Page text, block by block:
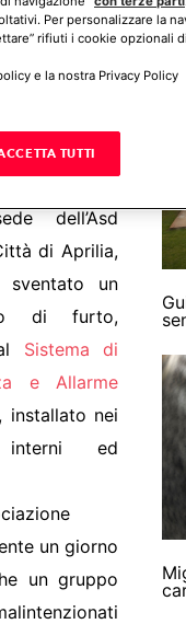
gratuito
dell’Asd
di Aprilia,
un
di furto,
Sistema di
e Allarme
, installato nei
ed
un giorno
un gruppo
Per personalizzare la
rifiuti i cookie opzionali
e la nostra Privacy Policy
TUTTI